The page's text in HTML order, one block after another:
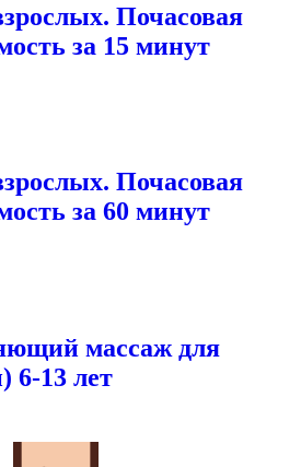
Почасовая
за 15 минут
Почасовая
за 60 минут
массаж для
6-13 лет